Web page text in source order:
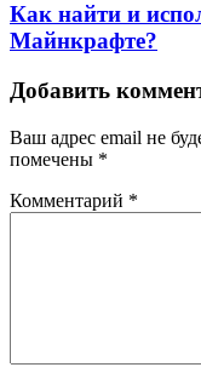
Как найти и
Майнкрафте?
Добавить
Ваш адрес email не
помечены *
Комментарий *